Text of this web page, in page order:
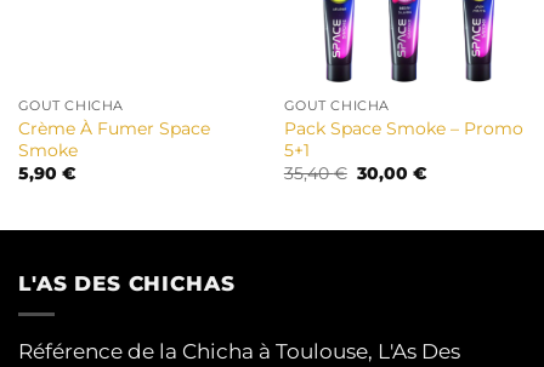
GOUT CHICHA
Crème À Fumer Space
Smoke
5,90 €
GOUT CHICHA
Pack Space Smoke – Promo
5+1
35,40€ Le
prix
30,00€Le
L'AS DES CHICHAS
Référence de la Chicha à Toulouse, L'As Des